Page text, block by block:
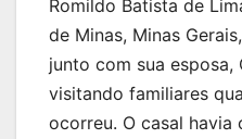
Romildo Batista de
de Minas, Minas
junto com sua esposa,
visitando familiares
ocorreu. O casal havia